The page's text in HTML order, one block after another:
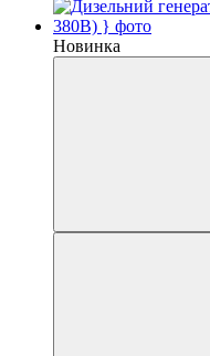
Новинка